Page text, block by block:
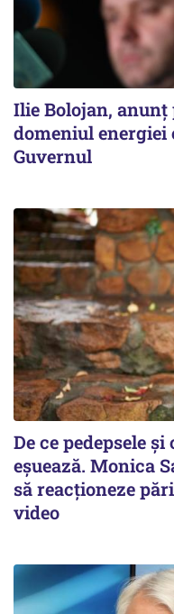
Ilie Bolojan,
domeniul energiei
Guvernul
De ce pedepsele
eșuează. Monica
să reacționeze
video